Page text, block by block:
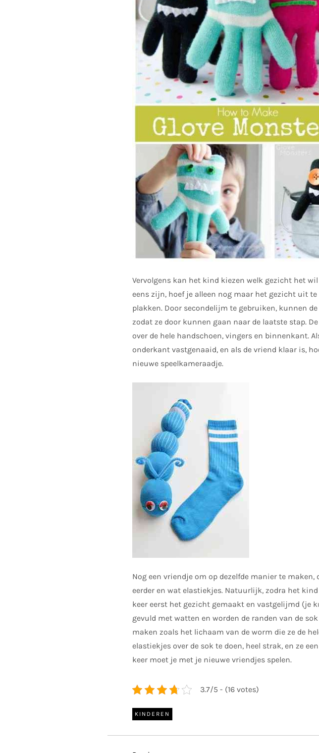
Vervolgens kan het kind kiezen welk gezicht het
eens zijn, hoef je alleen nog maar het gezicht uit
plakken. Door secondelijm te gebruiken, kunnen
zodat ze door kunnen gaan naar de laatste stap.
over de hele handschoen, vingers en binnenkant.
onderkant vastgenaaid, en als de vriend klaar is,
nieuwe speelkameraadje.
Nog een vriendje om op dezelfde manier te
eerder en wat elastiekjes. Natuurlijk, zodra het
keer eerst het gezicht gemaakt en vastgelijmd (je
gevuld met watten en worden de randen van de
maken zoals het lichaam van de worm die ze de
elastiekjes over de sok te doen, heel strak, en ze
keer moet je met je nieuwe vriendjes spelen.
3.7/5 - (16 votes)
KINDEREN